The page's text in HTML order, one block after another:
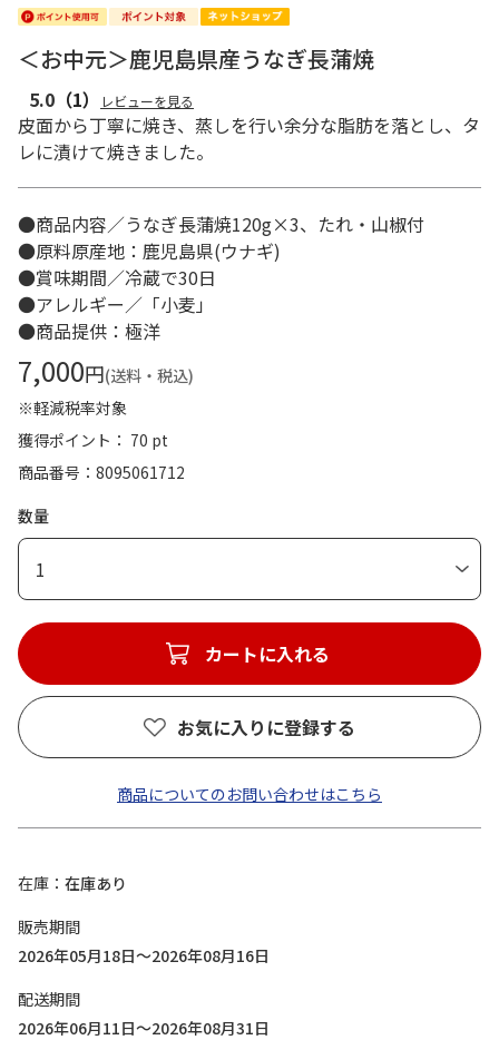
＜お中元＞鹿児島県産うなぎ長蒲焼
5.0 （1） レビューを見る
皮面から丁寧に焼き、蒸しを行い余分な脂肪を落とし、タ
レに漬けて焼きました。
●商品内容／うなぎ長蒲焼120g×3、たれ・山椒付
●原料原産地：鹿児島県(ウナギ)
●賞味期間／冷蔵で30日
●アレルギー／「小麦」
●商品提供：極洋
7,000円(送料・税込)
※軽減税率対象
獲得ポイント： 70 pt
商品番号
8095061712
数量
1
カートに入れる
お気に入りに登録する
商品についてのお問い合わせはこちら
在庫
在庫あり
販売期間
2026年05月18日～2026年08月16日
配送期間
2026年06月11日～2026年08月31日